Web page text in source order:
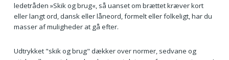
ledetråden »Skik og brug«, så uanset om brættet kræver kort
eller langt ord, dansk eller låneord, formelt eller folkeligt, har du
masser af muligheder at gå efter.
Udtrykket "skik og brug" dækker over normer, sedvane og